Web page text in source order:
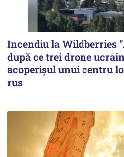
Incendiu la Wildberries
după ce trei drone
acoperişul unui centru
rus